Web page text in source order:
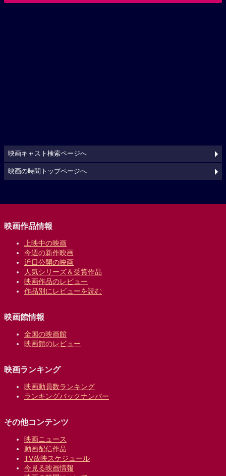
映画キャスト検索ページへ
映画の時間トップページへ
映画作品情報
上映中の映画
今週の新作映画
近日公開の映画
人気シリーズ＆受賞作品
映画作品のレビュー
作品別にレビューを読む
映画館情報
全国の映画館
映画館のレビュー
映画ランキング
映画動員数ランキング
ランキングバックナンバー
その他コンテンツ
映画ニュース
動画配信作品
TV放映スケジュール
今見る映画情報